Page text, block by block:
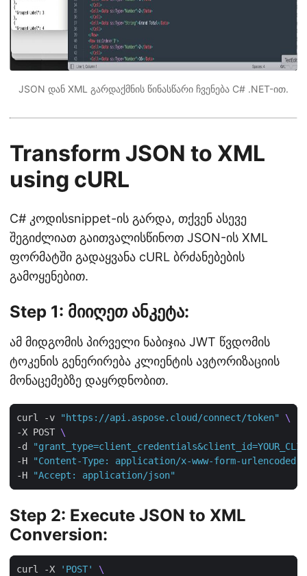
JSON დან XML გარდაქმნის წინასწარი ჩვენება C# .NET-ით.
Transform JSON to XML
using cURL
C# კოდისsnippet-ის გარდა, თქვენ ასევე
შეგიძლიათ გაითვალისწინოთ JSON-ის XML
ფორმატში გადაყვანა cURL ბრძანებების
გამოყენებით.
Step 1: მიიღეთ ანკეტა:
ამ მიდგომის პირველი ნაბიჯია JWT წვდომის
ტოკენის გენერირება კლიენტის ავტორიზაციის
მონაცემებზე დაყრდნობით.
curl -v "https://api.aspose.cloud/connect/token"
-X POST
-d
-H
"Content-Type: application/x-www-form-urlencoded"
-H
"Accept: application/json"
Step 2: Execute JSON to XML
Conversion:
curl -X 'POST'